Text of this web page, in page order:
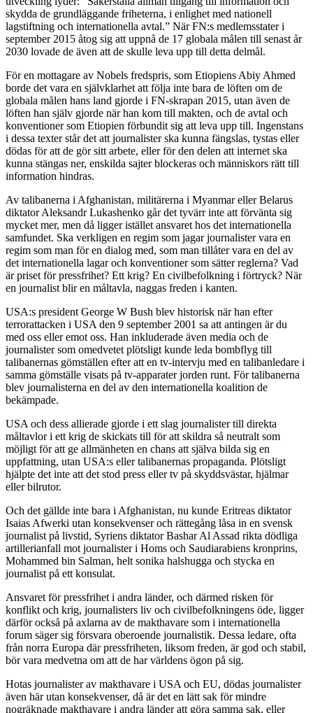
skydda de grundläggande friheterna, i enlighet med nationell
lagstiftning och internationella avtal.” När FN:s medlemsstater i
september 2015 åtog sig att uppnå de 17 globala målen till senast år
2030 lovade de även att de skulle leva upp till detta delmål.
För en mottagare av Nobels fredspris, som Etiopiens Abiy Ahmed
borde det vara en självklarhet att följa inte bara de löften om de
globala målen hans land gjorde i FN-skrapan 2015, utan även de
löften han själv gjorde när han kom till makten, och de avtal och
konventioner som Etiopien förbundit sig att leva upp till. Ingenstans
i dessa texter står det att journalister ska kunna fängslas, tystas eller
dödas för att de gör sitt arbete, eller för den delen att internet ska
kunna stängas ner, enskilda sajter blockeras och människors rätt till
information hindras.
Av talibanerna i Afghanistan, militärerna i Myanmar eller Belarus
diktator Aleksandr Lukashenko går det tyvärr inte att förvänta sig
mycket mer, men då ligger istället ansvaret hos det internationella
samfundet. Ska verkligen en regim som jagar journalister vara en
regim som man för en dialog med, som man tillåter vara en del av
det internationella lagar och konventioner som sätter reglerna? Vad
är priset för pressfrihet? Ett krig? En civilbefolkning i förtryck? När
en journalist blir en måltavla, naggas freden i kanten.
USA:s president George W Bush blev historisk när han efter
terrorattacken i USA den 9 september 2001 sa att antingen är du
med oss eller emot oss. Han inkluderade även media och de
journalister som omedvetet plötsligt kunde leda bombflyg till
talibanernas gömställen efter att en tv-intervju med en talibanledare i
samma gömställe visats på tv-apparater jorden runt. För talibanerna
blev journalisterna en del av den internationella koalition de
bekämpade.
USA och dess allierade gjorde i ett slag journalister till direkta
måltavlor i ett krig de skickats till för att skildra så neutralt som
möjligt för att ge allmänheten en chans att själva bilda sig en
uppfattning, utan USA:s eller talibanernas propaganda. Plötsligt
hjälpte det inte att det stod press eller tv på skyddsvästar, hjälmar
eller bilrutor.
Och det gällde inte bara i Afghanistan, nu kunde Eritreas diktator
Isaias Afwerki utan konsekvenser och rättegång låsa in en svensk
journalist på livstid, Syriens diktator Bashar Al Assad rikta dödliga
artillerianfall mot journalister i Homs och Saudiarabiens kronprins,
Mohammed bin Salman, helt sonika halshugga och stycka en
journalist på ett konsulat.
Ansvaret för pressfrihet i andra länder, och därmed risken för
konflikt och krig, journalisters liv och civilbefolkningens öde, ligger
därför också på axlarna av de makthavare som i internationella
forum säger sig försvara oberoende journalistik. Dessa ledare, ofta
från norra Europa där pressfriheten, liksom freden, är god och stabil,
bör vara medvetna om att de har världens ögon på sig.
Hotas journalister av makthavare i USA och EU, dödas journalister
även här utan konsekvenser, då är det en lätt sak för mindre
nogräknade makthavare i andra länder att göra samma sak, eller